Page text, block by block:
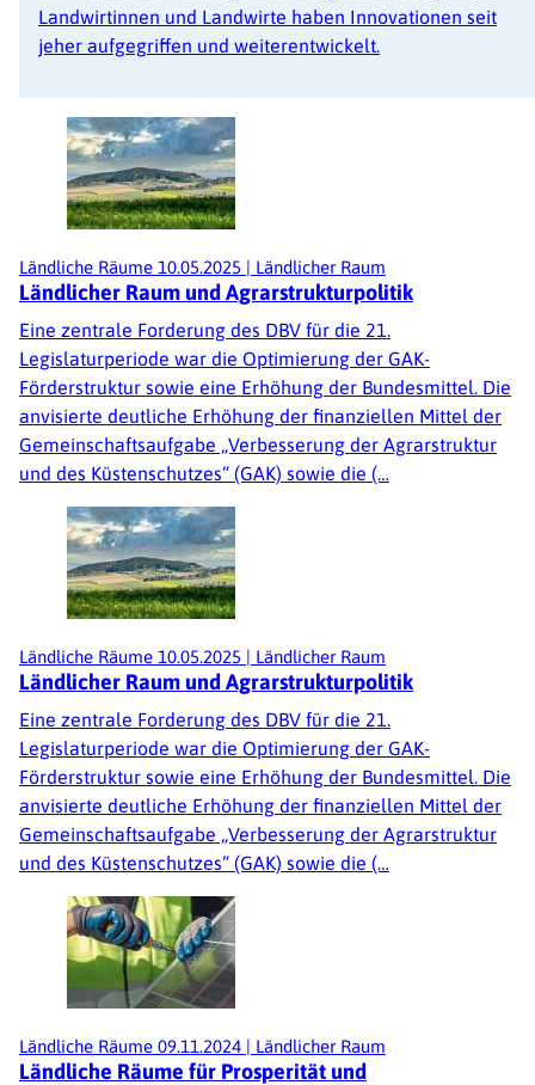
Landwirtinnen und Landwirte haben Innovationen seit
jeher aufgegriffen und weiterentwickelt.
Ländliche Räume 10.05.2025 | Ländlicher Raum
Ländlicher Raum und Agrarstrukturpolitik
Eine zentrale Forderung des DBV für die 21.
Legislaturperiode war die Optimierung der GAK-
Förderstruktur sowie eine Erhöhung der Bundesmittel. Die
anvisierte deutliche Erhöhung der finanziellen Mittel der
Gemeinschaftsaufgabe „Verbesserung der Agrarstruktur
und des Küstenschutzes“ (GAK) sowie die (…
Ländliche Räume 10.05.2025 | Ländlicher Raum
Ländlicher Raum und Agrarstrukturpolitik
Eine zentrale Forderung des DBV für die 21.
Legislaturperiode war die Optimierung der GAK-
Förderstruktur sowie eine Erhöhung der Bundesmittel. Die
anvisierte deutliche Erhöhung der finanziellen Mittel der
Gemeinschaftsaufgabe „Verbesserung der Agrarstruktur
und des Küstenschutzes“ (GAK) sowie die (…
Ländliche Räume 09.11.2024 | Ländlicher Raum
Ländliche Räume für Prosperität und